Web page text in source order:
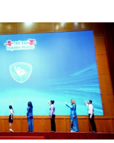
DE AMISTAD
MULTIMEDIA